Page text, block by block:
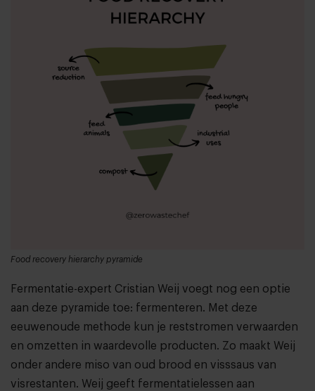
Food recovery hierarchy pyramide
Fermentatie-expert Cristian Weij voegt nog een optie
aan deze pyramide toe: fermenteren. Met deze
eeuwenoude methode kun je reststromen verwaarden
en omzetten in waardevolle producten. Zo maakt Weij
onder andere miso van oud brood en visssaus van
visrestanten. Weij geeft fermentatielessen aan